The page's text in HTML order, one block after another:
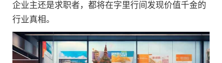
企业主还是求职者，都将在字里行间发现价值千金的
行业真相。